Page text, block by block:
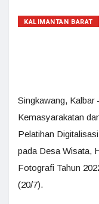
KALIMANTAN BARAT
Singkawang, Kalbar
Kemasyarakatan
Pelatihan
pada Desa Wisata,
Fotografi Tahun
(20/7).